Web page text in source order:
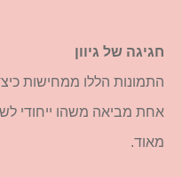
חגיגה של גיוון
התמונות הללו ממחישות
אחת מביאה משהו ייחודי
מאוד.